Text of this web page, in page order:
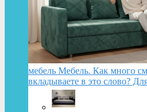
мебель Мебель. Как много
вкладываете в это слово?